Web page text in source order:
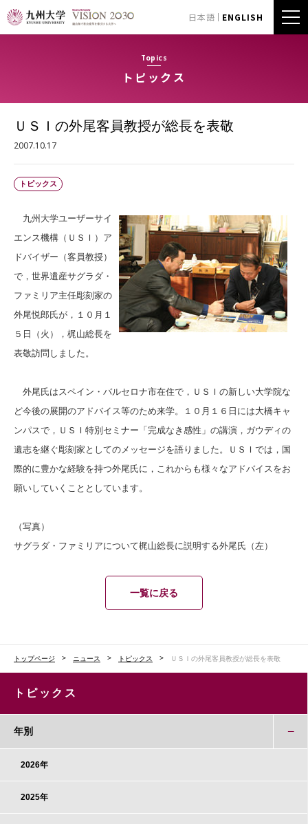
日本語 ENGLISH
Topics
トピックス
ＵＳＩの外尾客員教授が総長を表敬
2007.10.17
トピックス
九州大学ユーザーサイ
エンス機構（ＵＳＩ）ア
ドバイザー（客員教授）
で，世界遺産サグラダ・
ファミリア主任彫刻家の
外尾悦郎氏が，１０月１
５日（火），梶山総長を
表敬訪問しました。
外尾氏はスペイン・バルセロナ市在住で，ＵＳＩの新しい大学院な
ど今後の展開のアドバイス等のため来学。１０月１６日には大橋キャ
ンパスで，ＵＳＩ特別セミナー「完成なき感性」の講演，ガウディの
遺志を継ぐ彫刻家としてのメッセージを語りました。ＵＳＩでは，国
際的に豊かな経験を持つ外尾氏に，これからも様々なアドバイスをお
願いしていくこととしています。
（写真）
サグラダ・ファミリアについて梶山総長に説明する外尾氏（左）
一覧に戻る
トップページ ニュース トピックス ＵＳＩの外尾客員教授が総長を表敬
トピックス
年別
2026年
2025年